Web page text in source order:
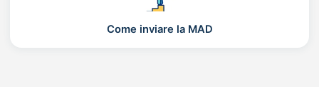
Come inviare la MAD